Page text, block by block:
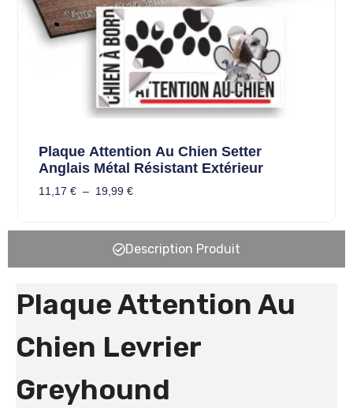
Plaque Attention Au Chien Setter
Anglais Métal Résistant Extérieur
11,17 € – 19,99 €
Description Produit
Plaque Attention Au
Chien Levrier
Greyhound